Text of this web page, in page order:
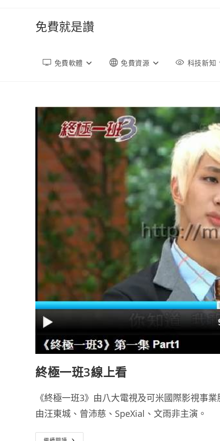
免費就是讚
免費軟體 免費資源 科技新知
終極一班3線上看
《終極一班3》由八大電視及可米國際影視事
由汪東城、曾沛慈、SpeXial、文雨非主演。